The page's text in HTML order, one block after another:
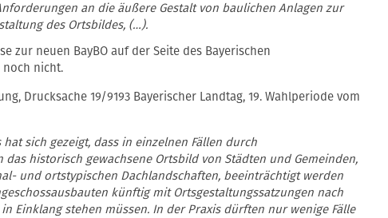
an die äußere Gestalt von baulichen Anlagen zur
des Ortsbildes, (…).
zur neuen BayBO auf der Seite des Bayerischen
noch nicht.
Drucksache 19/9193 Bayerischer Landtag, 19. Wahlperiode vom
hat sich gezeigt, dass in einzelnen Fällen durch
das historisch gewachsene Ortsbild von Städten und Gemeinden,
und ortstypischen Dachlandschaften, beeinträchtigt werden
künftig mit Ortsgestaltungssatzungen nach
in Einklang stehen müssen. In der Praxis dürften nur wenige Fälle